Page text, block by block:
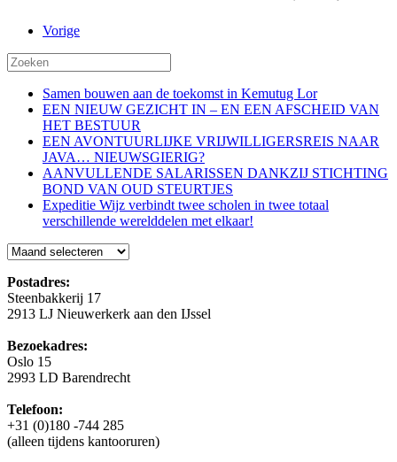
Vorige
Samen bouwen aan de toekomst in Kemutug Lor
EEN NIEUW GEZICHT IN – EN EEN AFSCHEID VAN
HET BESTUUR
EEN AVONTUURLIJKE VRIJWILLIGERSREIS NAAR
JAVA… NIEUWSGIERIG?
AANVULLENDE SALARISSEN DANKZIJ STICHTING
BOND VAN OUD STEURTJES
Expeditie Wijz verbindt twee scholen in twee totaal
verschillende werelddelen met elkaar!
Blog
Postadres:
Steenbakkerij 17
2913 LJ Nieuwerkerk aan den IJssel
Bezoekadres:
Oslo 15
2993 LD Barendrecht
Telefoon:
+31 (0)180 -744 285
(alleen tijdens kantooruren)